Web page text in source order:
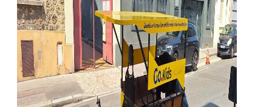
A propos
Contactez-nous !